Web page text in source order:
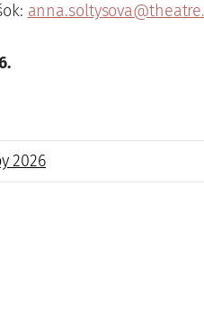
2026